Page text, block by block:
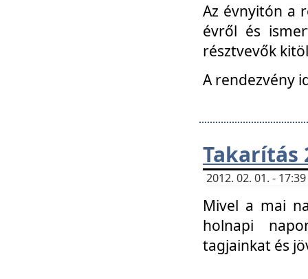
Az évnyitón a
évről és
résztvevők
A rendezvény
Takarítás
2012. 02. 01. -
Mivel a mai
holnapi
tagjainkat és